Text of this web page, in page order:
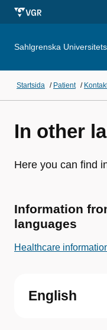
Sahlgrenska
Startsida / Patient /
In other
Here you can find
Information
languages
Healthcare
English